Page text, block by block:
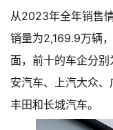
从2023年全年销售
销量为2,169.9万辆
面，前十的车企分
安汽车、上汽大众
丰田和长城汽车。